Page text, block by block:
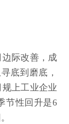
际改善，成
底到磨底，
规上工业企业
节性回升是6